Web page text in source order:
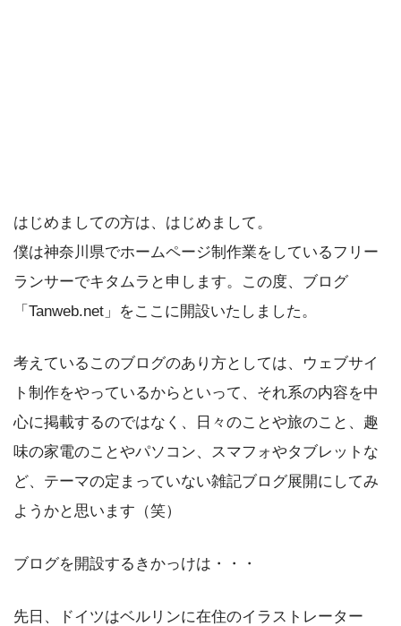
はじめましての方は、はじめまして。
僕は神奈川県でホームページ制作業をしているフリー
ランサーでキタムラと申します。この度、ブログ
「Tanweb.net」をここに開設いたしました。
考えているこのブログのあり方としては、ウェブサイ
ト制作をやっているからといって、それ系の内容を中
心に掲載するのではなく、日々のことや旅のこと、趣
味の家電のことやパソコン、スマフォやタブレットな
ど、テーマの定まっていない雑記ブログ展開にしてみ
ようかと思います（笑）
ブログを開設するきかっけは・・・
先日、ドイツはベルリンに在住のイラストレーター